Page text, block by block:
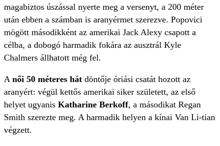
magabiztos úszással nyerte meg a versenyt, a 200 méter
után ebben a számban is aranyérmet szerezve. Popovici
mögött másodikként az amerikai Jack Alexy csapott a
célba, a dobogó harmadik fokára az ausztrál Kyle
Chalmers állhatott még fel.
A női 50 méteres hát döntője óriási csatát hozott az
aranyért: végül kettős amerikai siker született, az első
helyet ugyanis Katharine Berkoff, a másodikat Regan
Smith szerezte meg. A harmadik helyen a kínai Van Li-tian
végzett.